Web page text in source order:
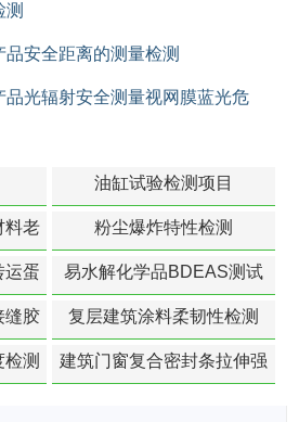
测
安全距离的测量检测
光辐射安全测量视网膜蓝光危
油缸试验检测项目
料老
型
粉尘爆炸特性检测
运蛋
易水解化学品BDEAS测试
缝胶
复层建筑涂料柔韧性检测
测
建筑门窗复合密封条拉伸强